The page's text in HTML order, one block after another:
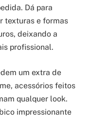
Dá para
texturas e formas
deixando a
profissional.
um extra de
acessórios feitos
qualquer look.
impressionante